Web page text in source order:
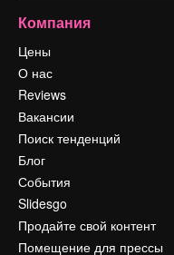
Компания
Цены
О нас
Reviews
Вакансии
Поиск тенденций
Блог
События
Slidesgo
Продайте свой контент
Помещение для прессы